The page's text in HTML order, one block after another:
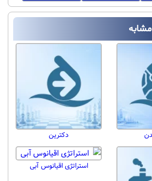
دکترین
استراتژی اقیانوس آبی